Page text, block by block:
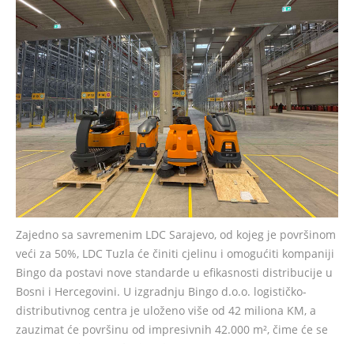
Zajedno sa savremenim LDC Sarajevo, od kojeg je površinom
veći za 50%, LDC Tuzla će činiti cjelinu i omogućiti kompaniji
Bingo da postavi nove standarde u efikasnosti distribucije u
Bosni i Hercegovini. U izgradnju Bingo d.o.o. logističko-
distributivnog centra je uloženo više od 42 miliona KM, a
zauzimat će površinu od impresivnih 42.000 m², čime će se